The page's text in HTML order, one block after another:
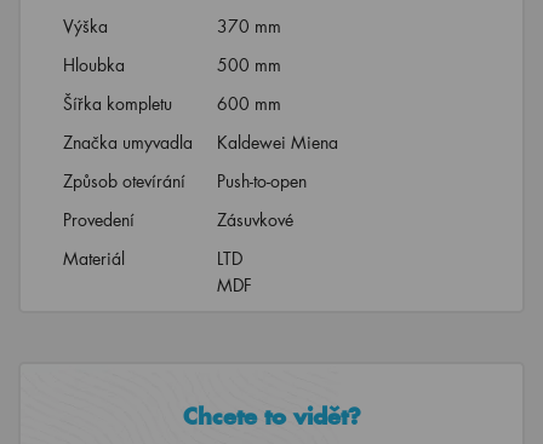
Výška
370 mm
Hloubka
500 mm
Šířka kompletu
600 mm
Značka umyvadla
Kaldewei Miena
Způsob otevírání
Push-to-open
Provedení
Zásuvkové
Materiál
LTD
MDF
Chcete to vidět?